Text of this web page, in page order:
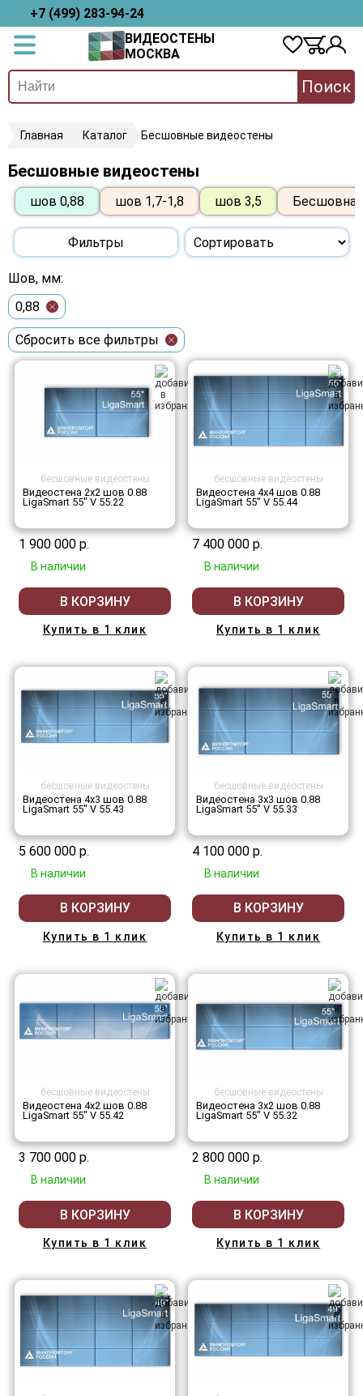
+7 (499) 283-94-24
ВИДЕОСТЕНЫ
МОСКВА
Поиск
Главная Каталог Бесшовные видеостены
Бесшовные видеостены
шов 0,88 шов 1,7-1,8 шов 3,5
Фильтры
Шов, мм:
0,88
Сбросить все фильтры
бесшовные видеостены
Видеостена 2x2 шов 0.88
LigaSmart 55" V 55.22
1 900 000 р.
В наличии
В КОРЗИНУ
Купить в 1 клик
бесшовные видеостены
Видеостена 4x4 шов 0.88
LigaSmart 55" V 55.44
7 400 000 р.
В наличии
В КОРЗИНУ
Купить в 1 клик
бесшовные видеостены
Видеостена 4x3 шов 0.88
LigaSmart 55" V 55.43
5 600 000 р.
В наличии
В КОРЗИНУ
Купить в 1 клик
бесшовные видеостены
Видеостена 3x3 шов 0.88
LigaSmart 55" V 55.33
4 100 000 р.
В наличии
В КОРЗИНУ
Купить в 1 клик
бесшовные видеостены
Видеостена 4x2 шов 0.88
LigaSmart 55" V 55.42
3 700 000 р.
В наличии
В КОРЗИНУ
Купить в 1 клик
бесшовные видеостены
Видеостена 3x2 шов 0.88
LigaSmart 55" V 55.32
2 800 000 р.
В наличии
В КОРЗИНУ
Купить в 1 клик